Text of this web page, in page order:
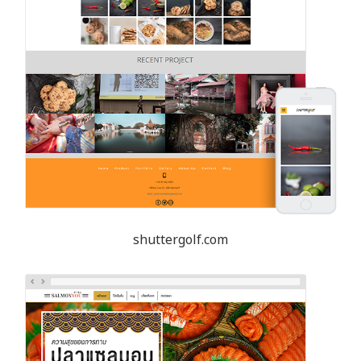
shuttergolf.com